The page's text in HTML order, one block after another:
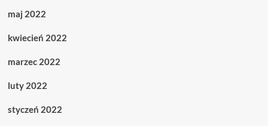
maj 2022
kwiecień 2022
marzec 2022
luty 2022
styczeń 2022